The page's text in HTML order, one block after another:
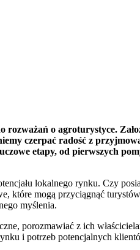
o agroturystyce.
czerpać radość z
etapy, od pierwszych
lokalnego rynku. Czy
mogą przyciągnąć
myślenia.
porozmawiać z ich
i potrzeb potencjalnych